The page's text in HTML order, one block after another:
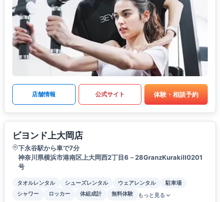
店舗情報 公式サイト 体験・相談予約
ビヨンド上大岡店
下永谷駅から車で7分
神奈川県横浜市港南区上大岡西2丁目6－28GranzKurakiII0201
号
タオルレンタル シューズレンタル ウェアレンタル
駐車場
シャワー
ロッカー 体組成計 無料体験 もっと見る